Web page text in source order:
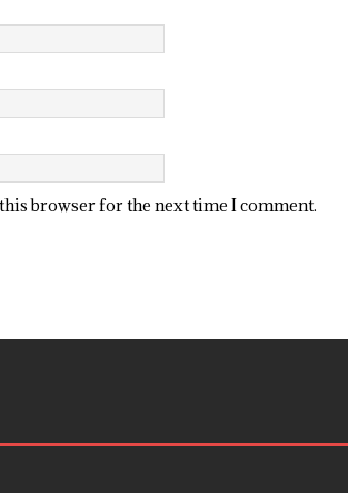
browser for the next time I comment.